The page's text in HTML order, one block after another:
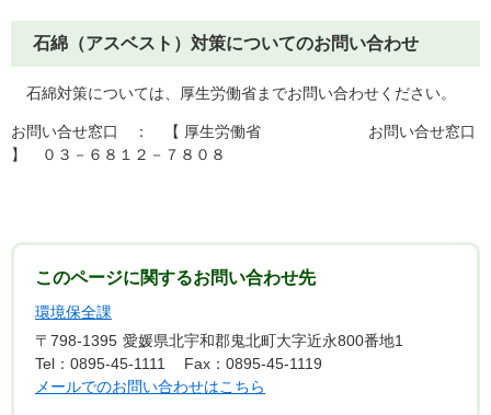
石綿（アスベスト）対策についてのお問い合わせ
石綿対策については、厚生労働省までお問い合わせください。
お問い合せ窓口 ： 【 厚生労働省 お問い合せ窓口
】 ０３－６８１２－７８０８
このページに関するお問い合わせ先
環境保全課
〒798-1395 愛媛県北宇和郡鬼北町大字近永800番地1
Tel：0895-45-1111
Fax：0895-45-1119
メールでのお問い合わせはこちら